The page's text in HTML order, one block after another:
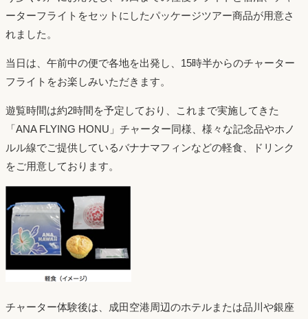
ーターフライトをセットにしたパッケージツアー商品が用意さ
れました。
当日は、午前中の便で各地を出発し、15時半からのチャーター
フライトをお楽しみいただきます。
遊覧時間は約2時間を予定しており、これまで実施してきた
「ANA FLYING HONU」チャーター同様、様々な記念品やホノ
ルル線でご提供しているバナナマフィンなどの軽食、ドリンク
をご用意しております。
チャーター体験後は、成田空港周辺のホテルまたは品川や銀座